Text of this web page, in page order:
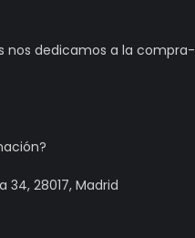
nos dedicamos a la compra-
34, 28017, Madrid